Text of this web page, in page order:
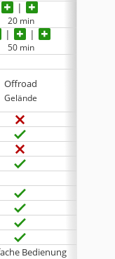
20 min
50 min
Offroad
Gelände
Bedienung